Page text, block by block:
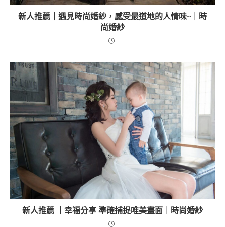
新人推薦｜遇見時尚婚紗，感受最道地的人情味~｜時
尚婚紗
新人推薦 ｜幸福分享 準確捕捉唯美畫面｜時尚婚紗